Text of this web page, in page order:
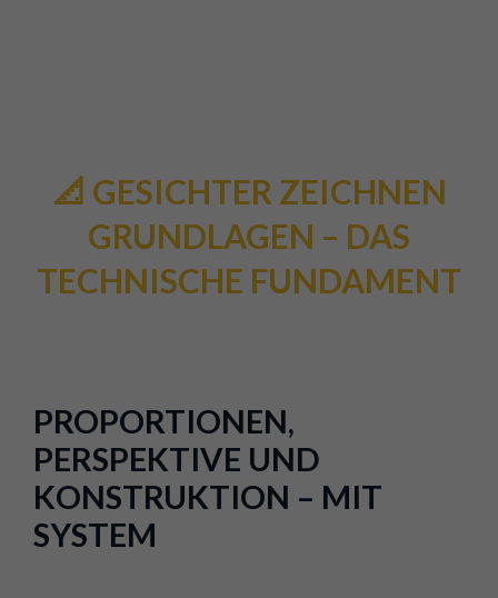
📐 GESICHTER ZEICHNEN
GRUNDLAGEN – DAS
TECHNISCHE FUNDAMENT
PROPORTIONEN,
PERSPEKTIVE UND
KONSTRUKTION – MIT
SYSTEM